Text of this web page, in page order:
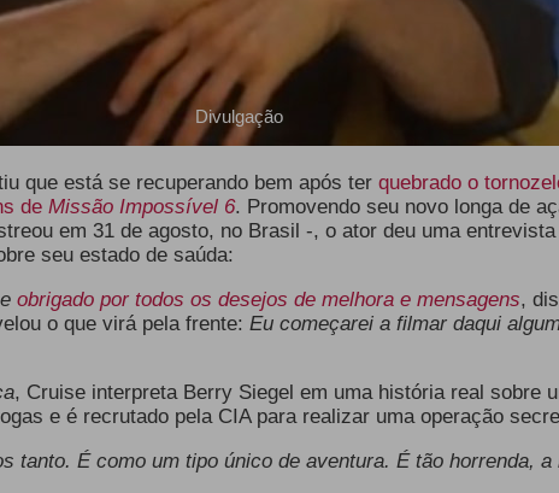
Divulgação
que está se recuperando bem após ter quebrado o
de Missão Impossível 6. Promovendo seu novo longa de
em 31 de agosto, no Brasil -, o ator deu uma
seu estado de saúda:
obrigado por todos os desejos de melhora e mensagens,
o que virá pela frente: Eu começarei a filmar daqui
, Cruise interpreta Berry Siegel em uma história real sobre
e é recrutado pela CIA para realizar uma operação
tanto. É como um tipo único de aventura. É tão horrenda, a